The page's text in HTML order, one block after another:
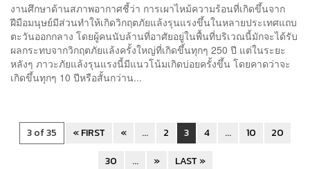
งานศึกษาด้านสภาพอากาศชี้ว่า การเผาไหม้ความร้อนที่เกิดขึ้นจาก
ฝีมือมนุษย์มีส่วนทำให้เกิดวิกฤตภัยแล้งรุนแรงขึ้นในหลายประเทศแถบ
ตะวันออกกลาง โดยผู้คนนับล้านที่อาศัยอยู่ในพื้นที่บริเวณนี้มักจะได้รับ
ผลกระทบจากวิกฤตภัยแล้งครั้งใหญ่ที่เกิดขึ้นทุกๆ 250 ปี แต่ในระยะ
หลังๆ ภาวะภัยแล้งรุนแรงนี้มีแนวโน้มเกิดบ่อยครั้งขึ้น โดยคาดว่าจะ
เกิดขึ้นทุกๆ 10 ปีหรือสั้นกว่าน...
3 of 35 « FIRST « ... 2 3 4 ... 10
20
30
... » LAST »